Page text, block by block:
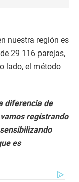
nuestra región es
29 116 parejas,
lado, el método
diferencia de
registrando
es